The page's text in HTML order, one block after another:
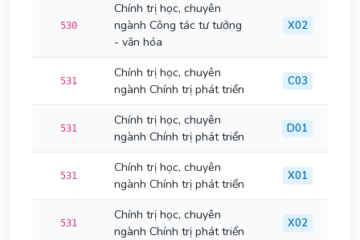
530
Chính trị học, chuyên
ngành Công tác tư tưởng
- văn hóa
X02
531
Chính trị học, chuyên
ngành Chính trị phát triển
C03
531
Chính trị học, chuyên
ngành Chính trị phát triển
D01
531
Chính trị học, chuyên
ngành Chính trị phát triển
X01
531
Chính trị học, chuyên
ngành Chính trị phát triển
X02